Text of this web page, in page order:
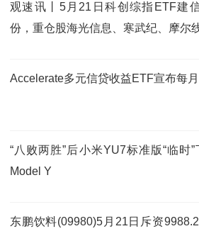
观速讯丨5月21日科创综指ETF建
份，重仓股海光信息、寒武纪、摩尔
Accelerate多元信贷收益ETF宣布每
“八败两胜”后小米YU7标准版“临时
Model Y
东鹏饮料(09980)5月21日斥资